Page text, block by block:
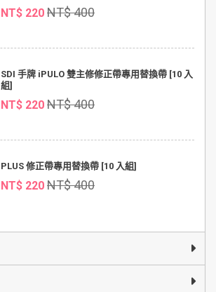
NT$ 220 NT$ 400
SDI 手牌 iPULO 雙主修修正帶專用替換帶 [10 入
組]
NT$ 220 NT$ 400
PLUS 修正帶專用替換帶 [10 入組]
NT$ 220 NT$ 400